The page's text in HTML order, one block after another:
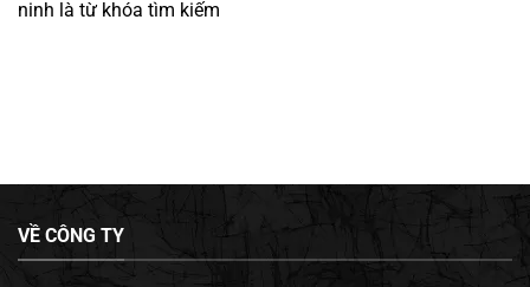
ninh là từ khóa tìm kiếm
VỀ CÔNG TY